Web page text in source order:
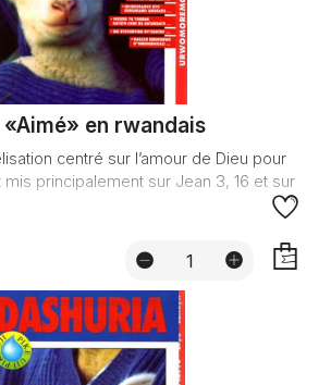
en rwandais
centré sur l’amour de Dieu pour
mis principalement sur Jean 3, 16 et sur